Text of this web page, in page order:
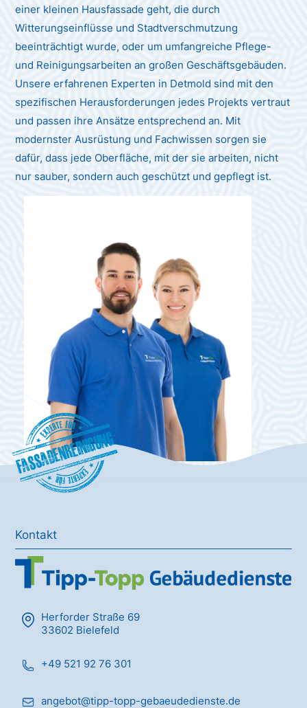
einer kleinen Hausfassade geht, die durch
Witterungseinflüsse und Stadtverschmutzung
beeinträchtigt wurde, oder um umfangreiche Pflege-
und Reinigungsarbeiten an großen Geschäftsgebäuden.
Unsere erfahrenen Experten in Detmold sind mit den
spezifischen Herausforderungen jedes Projekts vertraut
und passen ihre Ansätze entsprechend an. Mit
modernster Ausrüstung und Fachwissen sorgen sie
dafür, dass jede Oberfläche, mit der sie arbeiten, nicht
nur sauber, sondern auch geschützt und gepflegt ist.
Fassadenreinigung
Kontakt
Herforder Straße 69
33602 Bielefeld
+49 521 92 76 301
angebot@tipp-topp-gebaeudedienste.de